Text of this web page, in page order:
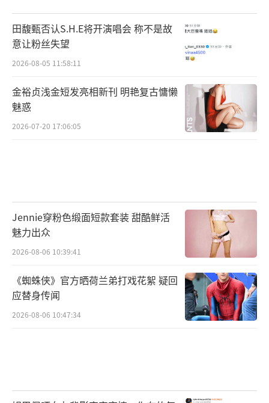
田馥甄否认S.H.E将开演唱会 称不是故
意让粉丝失望
2026-08-05 11:58:11
金裕贞浅金短发亮相新刊 明艳复古慵懒
魅惑
2026-07-20 17:06:05
Jennie穿粉色缎面短款套装 甜酷鲜活
魅力出众
2026-08-06 10:39:41
《蜘蛛侠》官方晒荷兰弟打戏花絮 疑回
应替身传闻
2026-08-06 10:47:34